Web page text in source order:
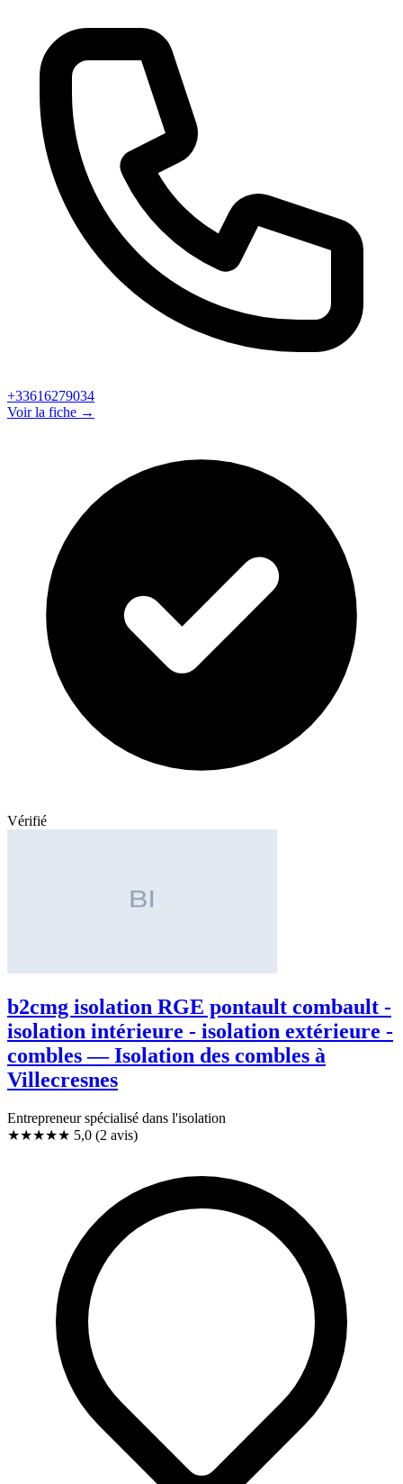
+33616279034
Voir la fiche →
Vérifié
b2cmg isolation RGE pontault combault -
isolation intérieure - isolation extérieure -
combles — Isolation des combles à
Villecresnes
Entrepreneur spécialisé dans l'isolation
★★★★★ 5,0 (2 avis)